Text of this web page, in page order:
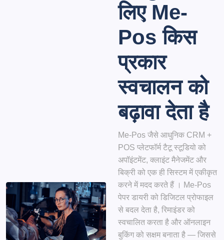
लिए Me-
Pos किस
प्रकार
स्वचालन को
बढ़ावा देता है
Me-Pos जैसे आधुनिक CRM +
POS प्लेटफॉर्मटैटू स्टूडियो को
अपॉइंटमेंट, क्लाइंट मैनेजमेंट और
बिक्री को एक ही सिस्टम में एकीकृत
करने में मदद करते हैं । Me-Pos
पेपर डायरी को डिजिटल प्रोफाइल
से बदल देता है, रिमाइंडर को
स्वचालित करता है और ऑनलाइन
बुकिंग को सक्षम बनाता है — जिससे